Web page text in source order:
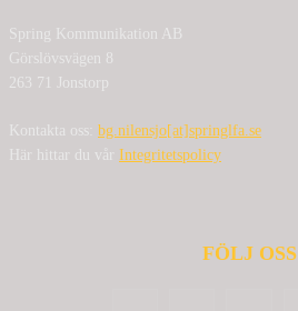
Spring Kommunikation AB
Görslövsvägen 8
263 71 Jonstorp
Kontakta oss: bg.nilensjo[at]springlfa.se
Här hittar du vår Integritetspolicy
FÖLJ OSS